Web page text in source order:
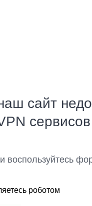
сайт
сервисов
воспользуйтесь
роботом